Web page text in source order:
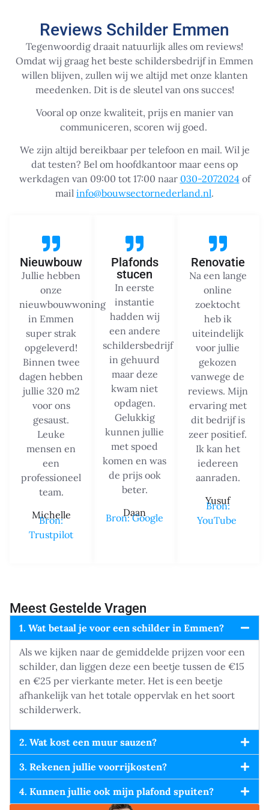
Reviews Schilder Emmen
Tegenwoordig draait natuurlijk alles om reviews!
Omdat wij graag het beste schildersbedrijf in Emmen
willen blijven, zullen wij we altijd met onze klanten
meedenken. Dit is de sleutel van ons succes!
Vooral op onze kwaliteit, prijs en manier van
communiceren, scoren wij goed.
We zijn altijd bereikbaar per telefoon en mail. Wil je
dat testen? Bel om hoofdkantoor maar eens op
werkdagen van 09:00 tot 17:00 naar 030-2072024of
mail info@bouwsectornederland.nl.
Nieuwbouw
Jullie hebben
onze
nieuwbouwwoning
in Emmen
super strak
opgeleverd!
Binnen twee
dagen hebben
jullie 320 m2
voor ons
gesaust.
Leuke
mensen en
een
professioneel
team.
Michelle
Bron:
Trustpilot
Plafonds
stucen
In eerste
instantie
hadden wij
een andere
schildersbedrijf
in gehuurd
maar deze
kwam niet
opdagen.
Gelukkig
kunnen jullie
met spoed
komen en was
de prijs ook
beter.
Daan
Bron: Google
Renovatie
Na een lange
online
zoektocht
heb ik
uiteindelijk
voor jullie
gekozen
vanwege de
reviews. Mijn
ervaring met
dit bedrijf is
zeer positief.
Ik kan het
iedereen
aanraden.
Yusuf
Bron:
YouTube
Meest Gestelde Vragen
1. Wat betaal je voor een schilder in Emmen?
Als we kijken naar de gemiddelde prijzen voor een
schilder, dan liggen deze een beetje tussen de €15
en €25 per vierkante meter. Het is een beetje
afhankelijk van het totale oppervlak en het soort
schilderwerk.
2. Wat kost een muur sauzen?
3. Rekenen jullie voorrijkosten?
4. Kunnen jullie ook mijn plafond spuiten?